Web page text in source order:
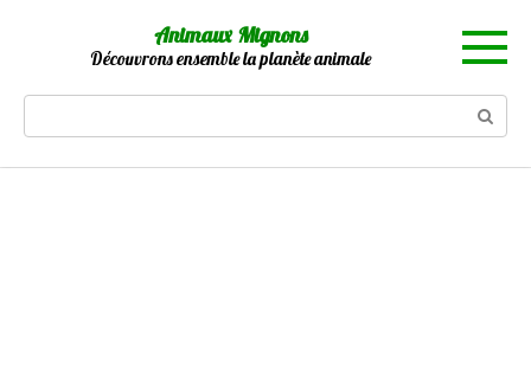
Animaux Mignons
Découvrons ensemble la planète animale